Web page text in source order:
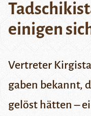
einigen
Vertreter
gaben bekannt,
gelöst hätten –